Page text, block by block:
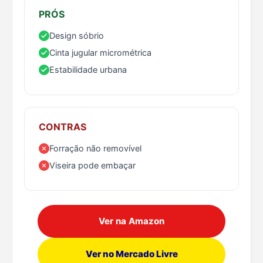
PRÓS
Design sóbrio
Cinta jugular micrométrica
Estabilidade urbana
CONTRAS
Forração não removível
Viseira pode embaçar
Ver na Amazon
Ver no Mercado Livre